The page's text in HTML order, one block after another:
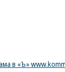
в «Ъ»